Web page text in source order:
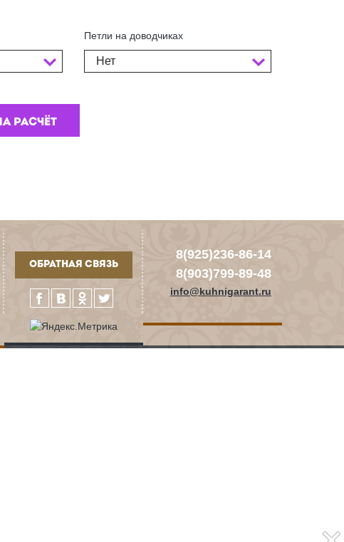
Петли на доводчиках
Нет
ОБРАТНАЯ СВЯЗЬ
8(925)236-86-14
8(903)799-89-48
info@kuhnigarant.ru